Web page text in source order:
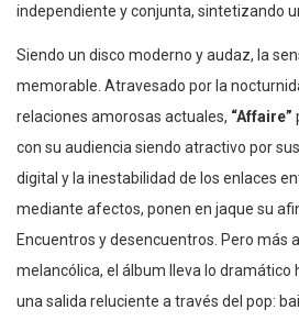
independiente y conjunta, sintetizando
Siendo un disco moderno y audaz, la
memorable. Atravesado por la
relaciones amorosas actuales, “Affaire”
con su audiencia siendo atractivo por
digital y la inestabilidad de los enlaces
mediante afectos, ponen en jaque su
Encuentros y desencuentros. Pero más
melancólica, el álbum lleva lo dramático
una salida reluciente a través del pop: